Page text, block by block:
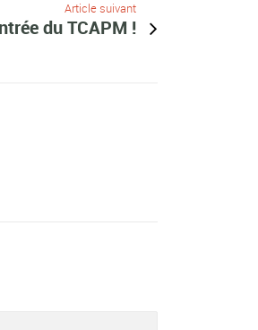
Article suivant
du TCAPM !